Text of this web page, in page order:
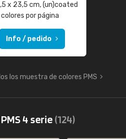
x 23,5 cm, (un)coated
colores por página
Info / pedido
los muestra de colores PMS
4 serie(124)